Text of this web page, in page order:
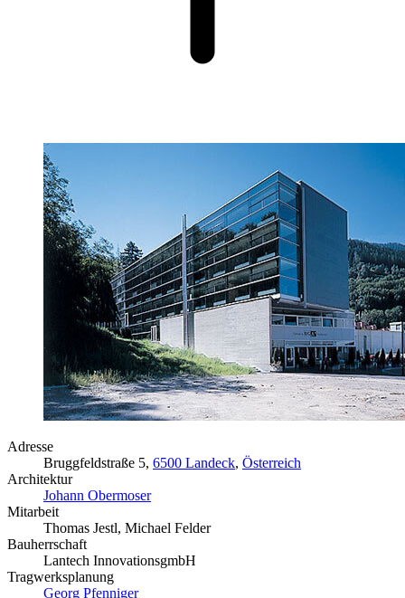
Adresse
Bruggfeldstraße 5, 6500 Landeck, Österreich
Architektur
Johann Obermoser
Mitarbeit
Thomas Jestl, Michael Felder
Bauherrschaft
Lantech InnovationsgmbH
Tragwerksplanung
Georg Pfenniger